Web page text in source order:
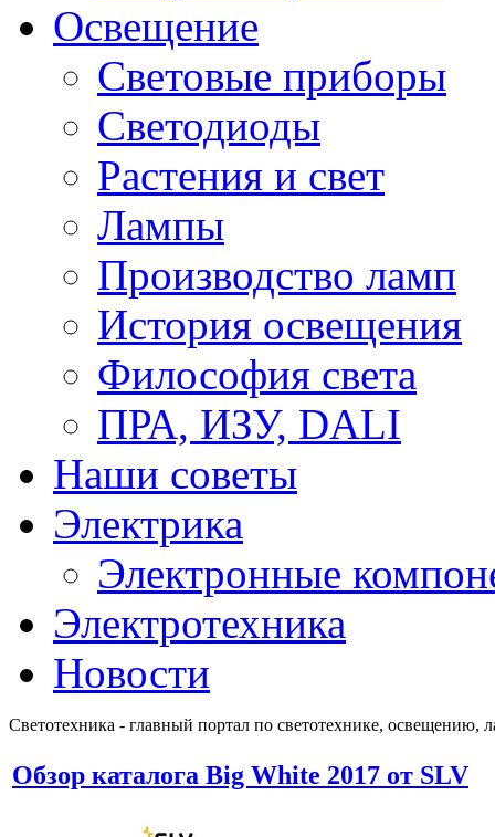
Освещение
Световые приборы
Светодиоды
Растения и свет
Лампы
Производство ламп
История освещения
Философия света
ПРА, ИЗУ, DALI
Наши советы
Электрика
Электронные
Электротехника
Новости
Светотехника - главный портал по светотехнике, освещению,
Обзор каталога Big White 2017 от SLV